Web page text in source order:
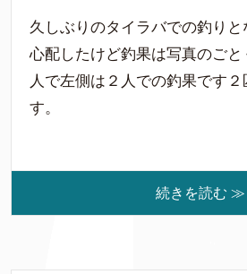
久しぶりのタイラバでの釣り
心配したけど釣果は写真のごと
人で左側は２人での釣果です
す。
続きを読む ≫